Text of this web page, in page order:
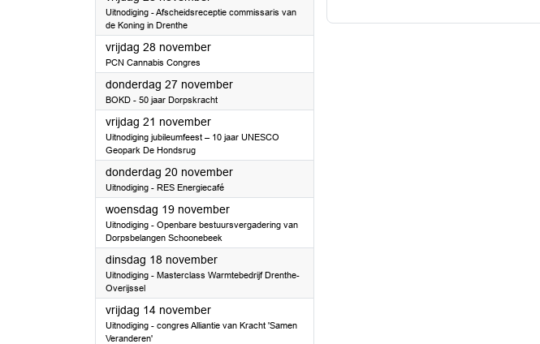
Uitnodiging - Afscheidsreceptie commissaris van
de Koning in Drenthe
vrijdag 28 november2025
PCN Cannabis Congres
donderdag 27 november2025
BOKD - 50 jaar Dorpskracht
vrijdag 21 november2025
Uitnodiging jubileumfeest – 10 jaar UNESCO
Geopark De Hondsrug
donderdag 20 november2025
Uitnodiging - RES Energiecafé
woensdag 19 november2025
Uitnodiging - Openbare bestuursvergadering van
Dorpsbelangen Schoonebeek
dinsdag 18 november2025
Uitnodiging - Masterclass Warmtebedrijf Drenthe-
Overijssel
vrijdag 14 november2025
Uitnodiging - congres Alliantie van Kracht 'Samen
Veranderen'